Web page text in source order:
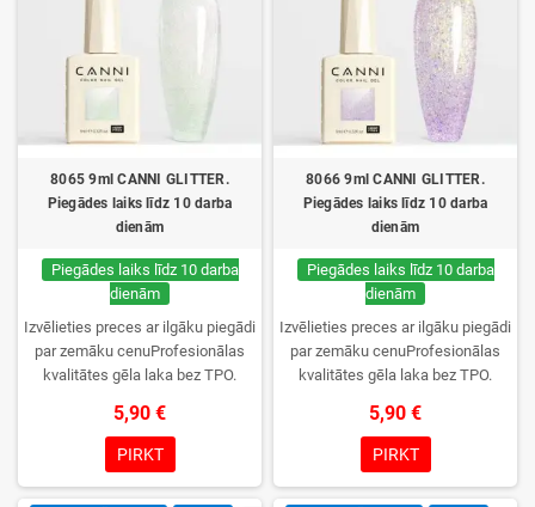
8065 9ml CANNI GLITTER.
Piegādes laiks līdz 10 darba
dienām
Piegādes laiks līdz 10 darba
dienām
Izvēlieties preces ar ilgāku piegādi
par zemāku cenuProfesionālas
kvalitātes gēla laka bez TPO.
izvēle, lieliska sacietēšana
UV/LED lampās un ilgstoša
noturība. Katrs flakons iepakots
kastītē – pirmo reizi to atvērsiet
5,90 €
PIRKT
8066 9ml CANNI GLITTER.
Piegādes laiks līdz 10 darba
dienām
Piegādes laiks līdz 10 darba
dienām
Izvēlieties preces ar ilgāku piegādi
par zemāku cenuProfesionālas
kvalitātes gēla laka bez TPO.
izvēle, lieliska sacietēšana
UV/LED lampās un ilgstoša
noturība. Katrs flakons iepakots
kastītē – pirmo reizi to atvērsiet
5,90 €
PIRKT